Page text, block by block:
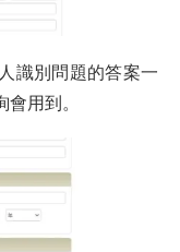
識別問題的答案一
用到。